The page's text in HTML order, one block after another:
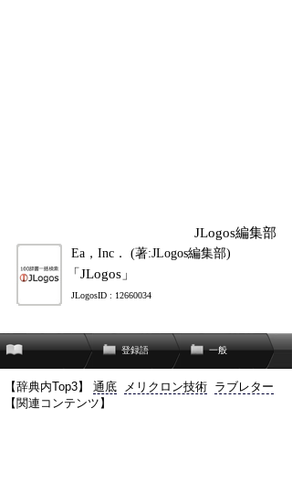
JLogos編集部
Ea，Inc． (著:JLogos編集部)
「JLogos」
JLogosID : 12660034
登録語 一般
【辞典内Top3】 通底 メリクロン技術 ラブレター
【関連コンテンツ】